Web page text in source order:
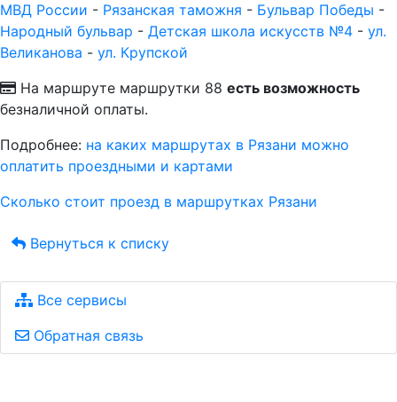
МВД России - Рязанская таможня - Бульвар Победы -
Народный бульвар - Детская школа искусств №4 - ул.
Великанова - ул. Крупской
На маршруте маршрутки 88 есть возможность
безналичной оплаты.
Подробнее: на каких маршрутах в Рязани можно
оплатить проездными и картами
Сколько стоит проезд в маршрутках Рязани
Вернуться к списку
Все сервисы
Обратная связь